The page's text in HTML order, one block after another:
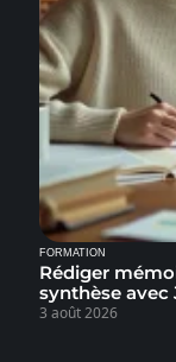
FORMATION
Rédiger
synthèse avec
3 août 2026